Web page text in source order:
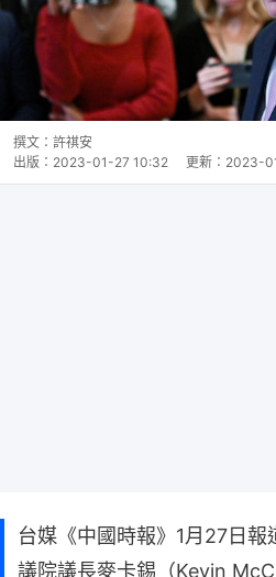
撰文： 許祺安
出版： 2023-01-27 10:32 更新： 2023-
台媒《中國時報》1月27日
議院議長麥卡錫（Kevin